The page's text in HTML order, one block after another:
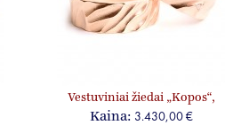
Vestuviniai žiedai „Kopos“,
jam ir jai
Kaina: 3.430,00 €